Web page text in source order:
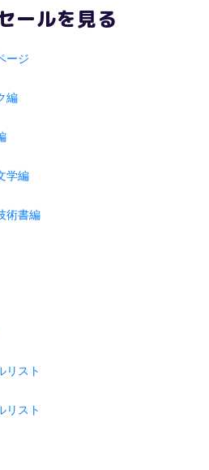
ールを見る
ージ
編
学編
術書編
リスト
リスト